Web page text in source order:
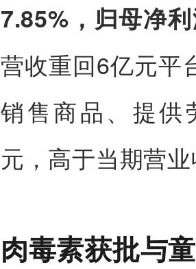
7.85%，归母净
营收重回6亿元平
销售商品、提供
元，高于当期营业
肉毒素获批与